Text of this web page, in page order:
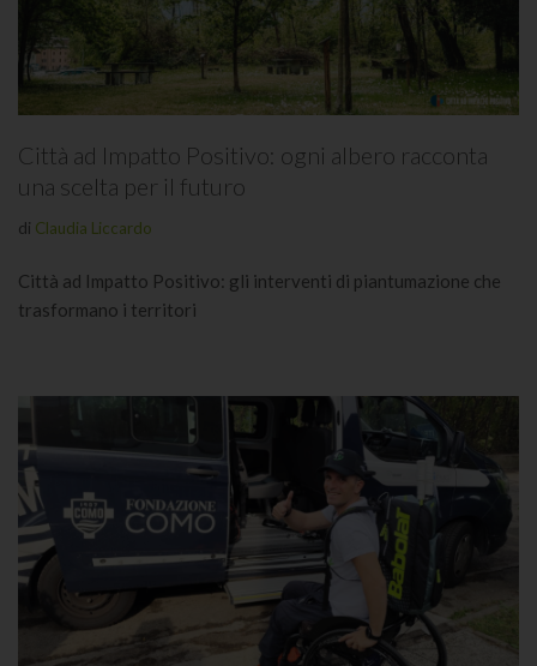
Città ad Impatto Positivo: ogni albero racconta
una scelta per il futuro
di Claudia Liccardo
Città ad Impatto Positivo: gli interventi di piantumazione che
trasformano i territori